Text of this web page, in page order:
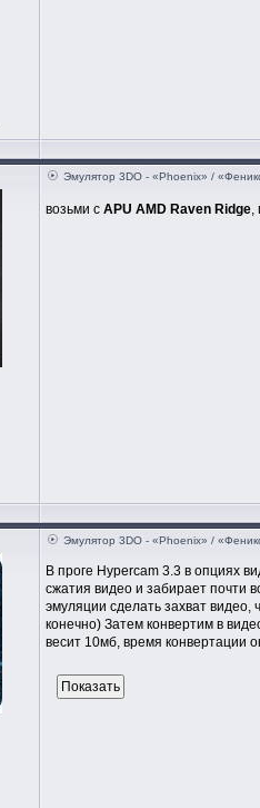
Эмулятор 3DO - «Phoenix» /
возьми с APU AMD Raven Ridge
Эмулятор 3DO - «Phoenix» /
В проге Hypercam 3.3 в опциях
сжатия видео и забирает почти
эмуляции сделать захват видео,
конечно) Затем конвертим в
весит 10мб, время конвертации